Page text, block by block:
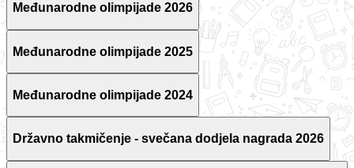
Međunarodne olimpijade 2026
Međunarodne olimpijade 2025
Međunarodne olimpijade 2024
Državno takmičenje - svečana dodjela nagrada 2026